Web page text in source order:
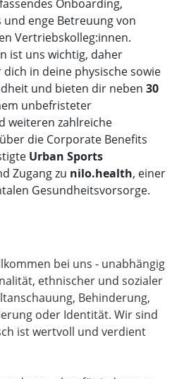
Onboarding,
enge Betreuung von
Vertriebskolleg:innen.
ist uns wichtig, daher
in deine physische sowie
und bieten dir neben 30
unbefristeter
weiteren zahlreiche
die Corporate Benefits
Urban Sports
Zugang zu nilo.health, einer
Gesundheitsvorsorge.
bei uns - unabhängig
ethnischer und sozialer
Behinderung,
oder Identität. Wir sind
ist wertvoll und verdient